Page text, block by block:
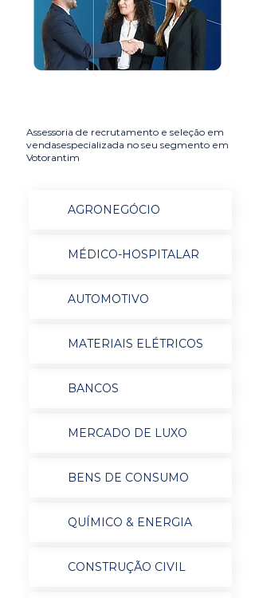
Assessoria de recrutamento e seleção em
vendasespecializada no seu segmento em
Votorantim
AGRONEGÓCIO
MÉDICO-HOSPITALAR
AUTOMOTIVO
MATERIAIS ELÉTRICOS
BANCOS
MERCADO DE LUXO
BENS DE CONSUMO
QUÍMICO & ENERGIA
CONSTRUÇÃO CIVIL